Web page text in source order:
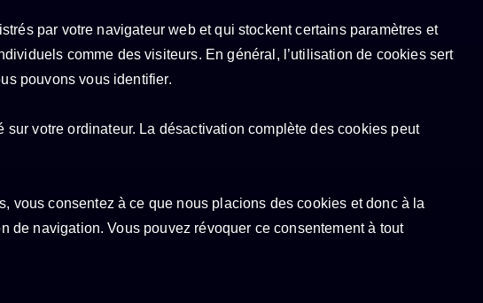
par votre navigateur web et qui stockent certains paramètres et
comme des visiteurs. En général, l’utilisation de cookies sert
pouvons vous identifier.
votre ordinateur. La désactivation complète des cookies peut
vous consentez à ce que nous placions des cookies et donc à la
de navigation. Vous pouvez révoquer ce consentement à tout